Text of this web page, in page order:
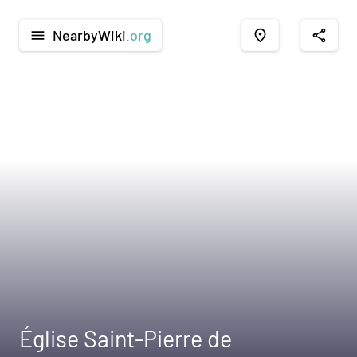
menu NearbyWiki .org place share
Église Saint-Pierre de